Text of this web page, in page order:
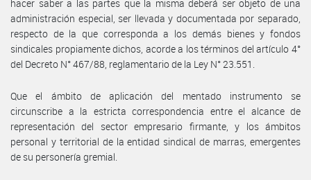
hacer saber a las partes que la misma deberá ser objeto de una
administración especial, ser llevada y documentada por separado,
respecto de la que corresponda a los demás bienes y fondos
sindicales propiamente dichos, acorde a los términos del artículo 4°
del Decreto N° 467/88, reglamentario de la Ley N° 23.551.
Que el ámbito de aplicación del mentado instrumento se
circunscribe a la estricta correspondencia entre el alcance de
representación del sector empresario firmante, y los ámbitos
personal y territorial de la entidad sindical de marras, emergentes
de su personería gremial.